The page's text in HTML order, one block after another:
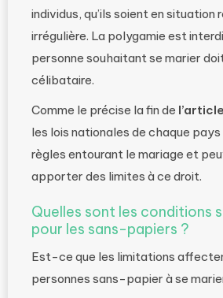
individus, qu’ils soient en situation
irrégulière. La polygamie est
personne souhaitant se marier
célibataire.
Comme le précise la fin de
les lois nationales de chaque
règles entourant le mariage et
apporter des limites à ce droit.
Quelles sont les conditions
pour les sans-papiers ?
Est-ce que les limitations
personnes sans-papier à se